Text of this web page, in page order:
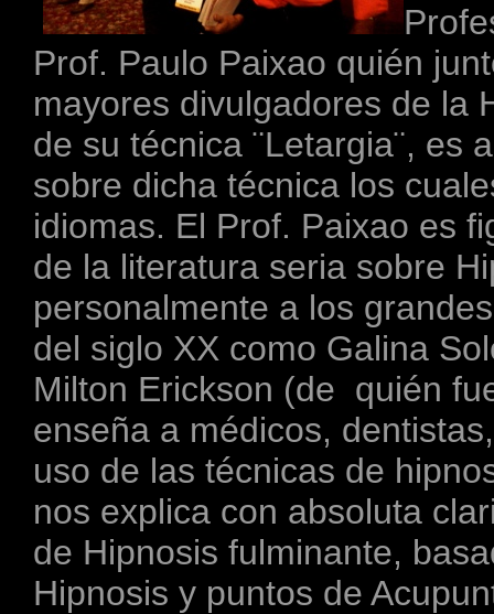
Prof. Paulo Paixao quién
mayores divulgadores de la
de su técnica ¨Letargia¨, es
sobre dicha técnica los
idiomas. El Prof. Paixao es
de la literatura seria sobre
personalmente a los
del siglo XX como Galina
Milton Erickson (de quién
enseña a médicos,
uso de las técnicas de
nos explica con absoluta
de Hipnosis fulminante,
Hipnosis y puntos de